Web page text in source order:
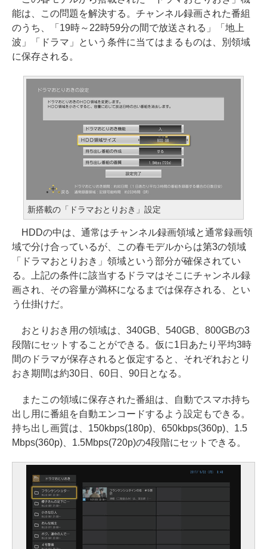
能は、この問題を解決する。チャンネル録画された番組
のうち、「19時～22時59分の間で放送される」「地上
波」「ドラマ」という条件に当てはまるものは、別領域
に保存される。
新搭載の「ドラマおとりおき」設定
HDDの中は、通常はチャンネル録画領域と通常録画領
域で分け合っているが、この春モデルからは第3の領域
「ドラマおとりおき」領域という部分が確保されてい
る。上記の条件に該当するドラマはそこにチャンネル録
画され、その容量が満杯になるまでは保存される、とい
う仕掛けだ。
おとりおき用の領域は、340GB、540GB、800GBの3
段階にセットすることができる。仮に1日あたり平均3時
間のドラマが保存されると仮定すると、それぞれおとり
おき期間は約30日、60日、90日となる。
またこの領域に保存された番組は、自動でスマホ持ち
出し用に番組を自動エンコードするよう設定もできる。
持ち出し画質は、150kbps(180p)、650kbps(360p)、1.5
Mbps(360p)、1.5Mbps(720p)の4段階にセットできる。